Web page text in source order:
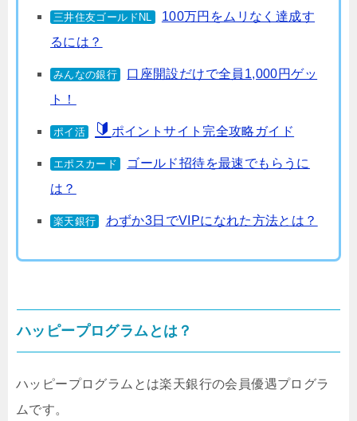
三井住友ゴールドNL
100万円をムリなく達成す
るには？
みんなの銀行
口座開設だけで全員1,000円ゲッ
ト！
ポイ活 ポイントサイト完全攻略ガイド
エポスカード
ゴールド招待を最速でもらうに
は？
楽天銀行 わずか3日でVIPになれた方法とは？
ハッピープログラムとは？
ハッピープログラムとは楽天銀行の会員優遇プログラ
ムです。